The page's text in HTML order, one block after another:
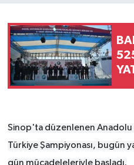
Sinop'ta düzenlenen Anadolu
Türkiye Şampiyonası, bugün
gün mücadeleleriyle başladı.